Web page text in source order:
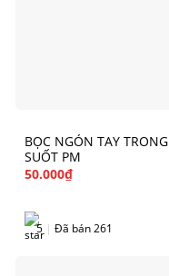
BỌC NGÓN TAY TRONG
SUỐT PM
50.000₫
5 | Đã bán 261